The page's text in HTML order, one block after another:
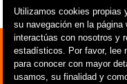
© Servichar Espuña, S.L.
(
Telf: +91 97650 53993 ·
Powered by:
Utilizamos cookies propias
su navegación en la página
interactúas con nosotros y
estadísticos. Por favor, lee
para conocer con mayor
usamos, su finalidad y